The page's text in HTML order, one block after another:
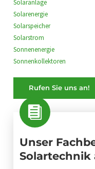
Solaranlage
Solarenergie
Solarspeicher
Solarstrom
Sonnenenergie
Sonnenkollektoren
Rufen Sie uns an!
Unser
Solartechnik